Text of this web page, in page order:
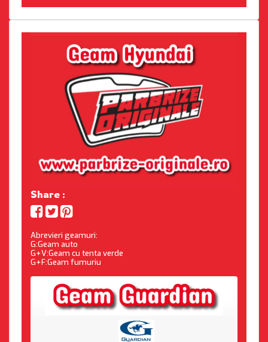
Share :
Abrevieri geamuri:
G:Geam auto
G+V:Geam cu tenta verde
G+F:Geam fumuriu